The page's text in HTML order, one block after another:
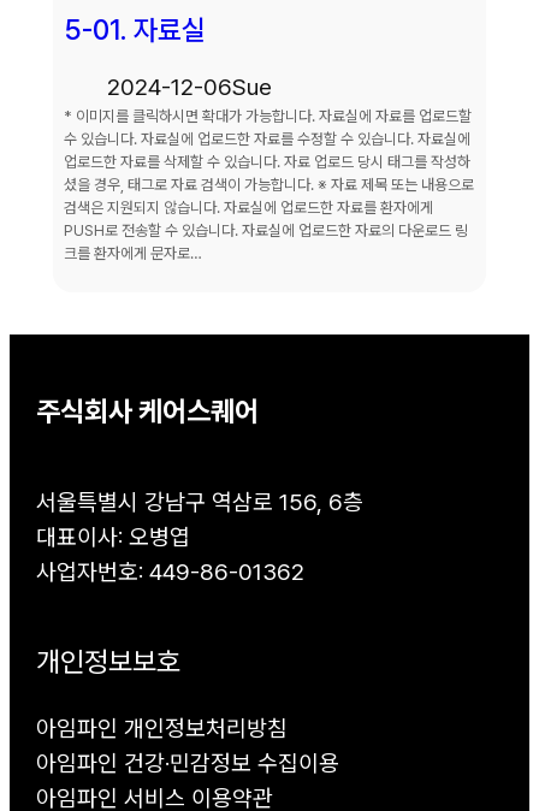
5-01. 자료실
2024-12-06Sue
* 이미지를 클릭하시면 확대가 가능합니다. 자료실에 자료를 업로드할
수 있습니다. 자료실에 업로드한 자료를 수정할 수 있습니다. 자료실에
업로드한 자료를 삭제할 수 있습니다. 자료 업로드 당시 태그를 작성하
셨을 경우, 태그로 자료 검색이 가능합니다. ※ 자료 제목 또는 내용으로
검색은 지원되지 않습니다. 자료실에 업로드한 자료를 환자에게
PUSH로 전송할 수 있습니다. 자료실에 업로드한 자료의 다운로드 링
크를 환자에게 문자로…
주식회사 케어스퀘어
서울특별시 강남구 역삼로 156, 6층
대표이사: 오병엽
사업자번호: 449-86-01362
개인정보보호
아임파인 개인정보처리방침
아임파인 건강·민감정보 수집이용
아임파인 서비스 이용약관